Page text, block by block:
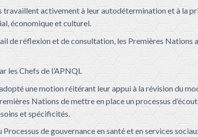
travaillent activement à leur autodétermination et à la
économique et culturel.
de réflexion et de consultation, les Premières Nations
les Chefs de l’APNQL
une motion réitérant leur appui à la révision du
Nations de mettre en place un processus
et spécificités.
Processus de gouvernance en santé et en services